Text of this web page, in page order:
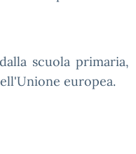
scuola primaria,
europea.